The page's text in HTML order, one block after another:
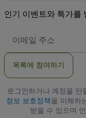
인기 이벤트와 특가를
메
소
목록에 참여하기
로그인하거나 계정을 만
정보 보호정책 을 이해하
받을 수 있으며